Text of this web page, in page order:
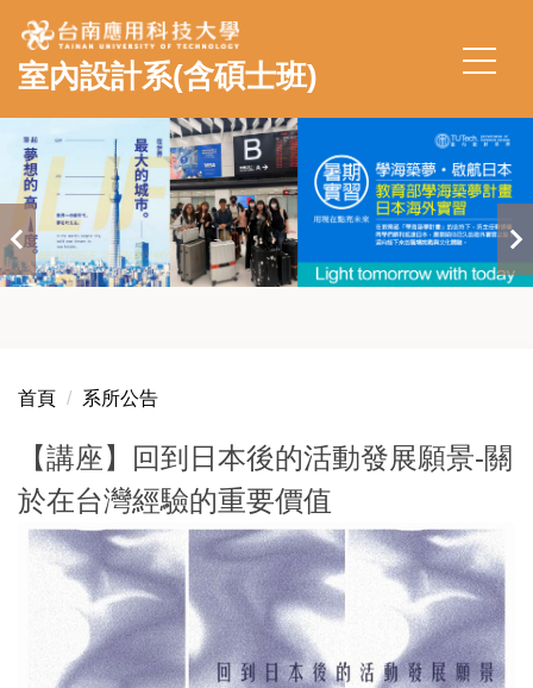
跳
到
主
內
容
區
室內設計系(含碩士班)
首頁 系所公告
【講座】回到日本後的活動發展願景-關
於在台灣經驗的重要價值